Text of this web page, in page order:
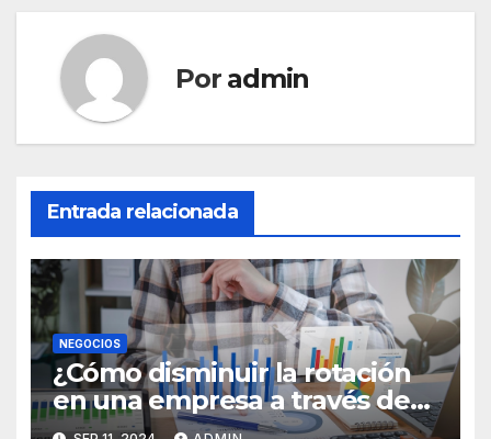
Por admin
Entrada relacionada
NEGOCIOS
¿Cómo disminuir la rotación
en una empresa a través de
HR Analytics?